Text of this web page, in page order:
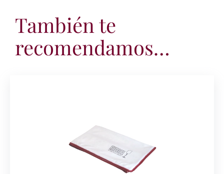
También te
recomendamos…